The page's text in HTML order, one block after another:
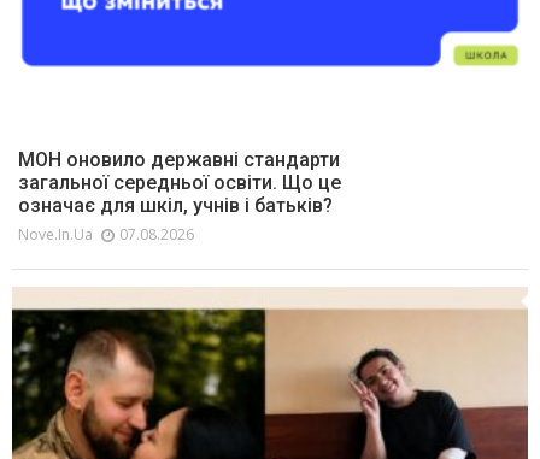
МОН оновило державні стандарти
загальної середньої освіти. Що це
означає для шкіл, учнів і батьків?
Nove.in.ua 07.08.2026